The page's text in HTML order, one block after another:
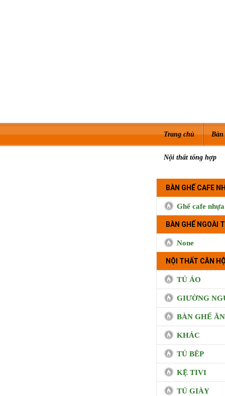
Trang chủ Bàn
Nội thất tổng hợp
BÀN GHẾ CAFE
Ghế cafe nhựa
BÀN GHẾ NGOÀI
None
NỘI THẤT CĂN
TỦ ÁO
GIƯỜNG
BÀN GHẾ ĂN
KHÁC
TỦ BÊP
KỆ TIVI
TỦ GIÀY